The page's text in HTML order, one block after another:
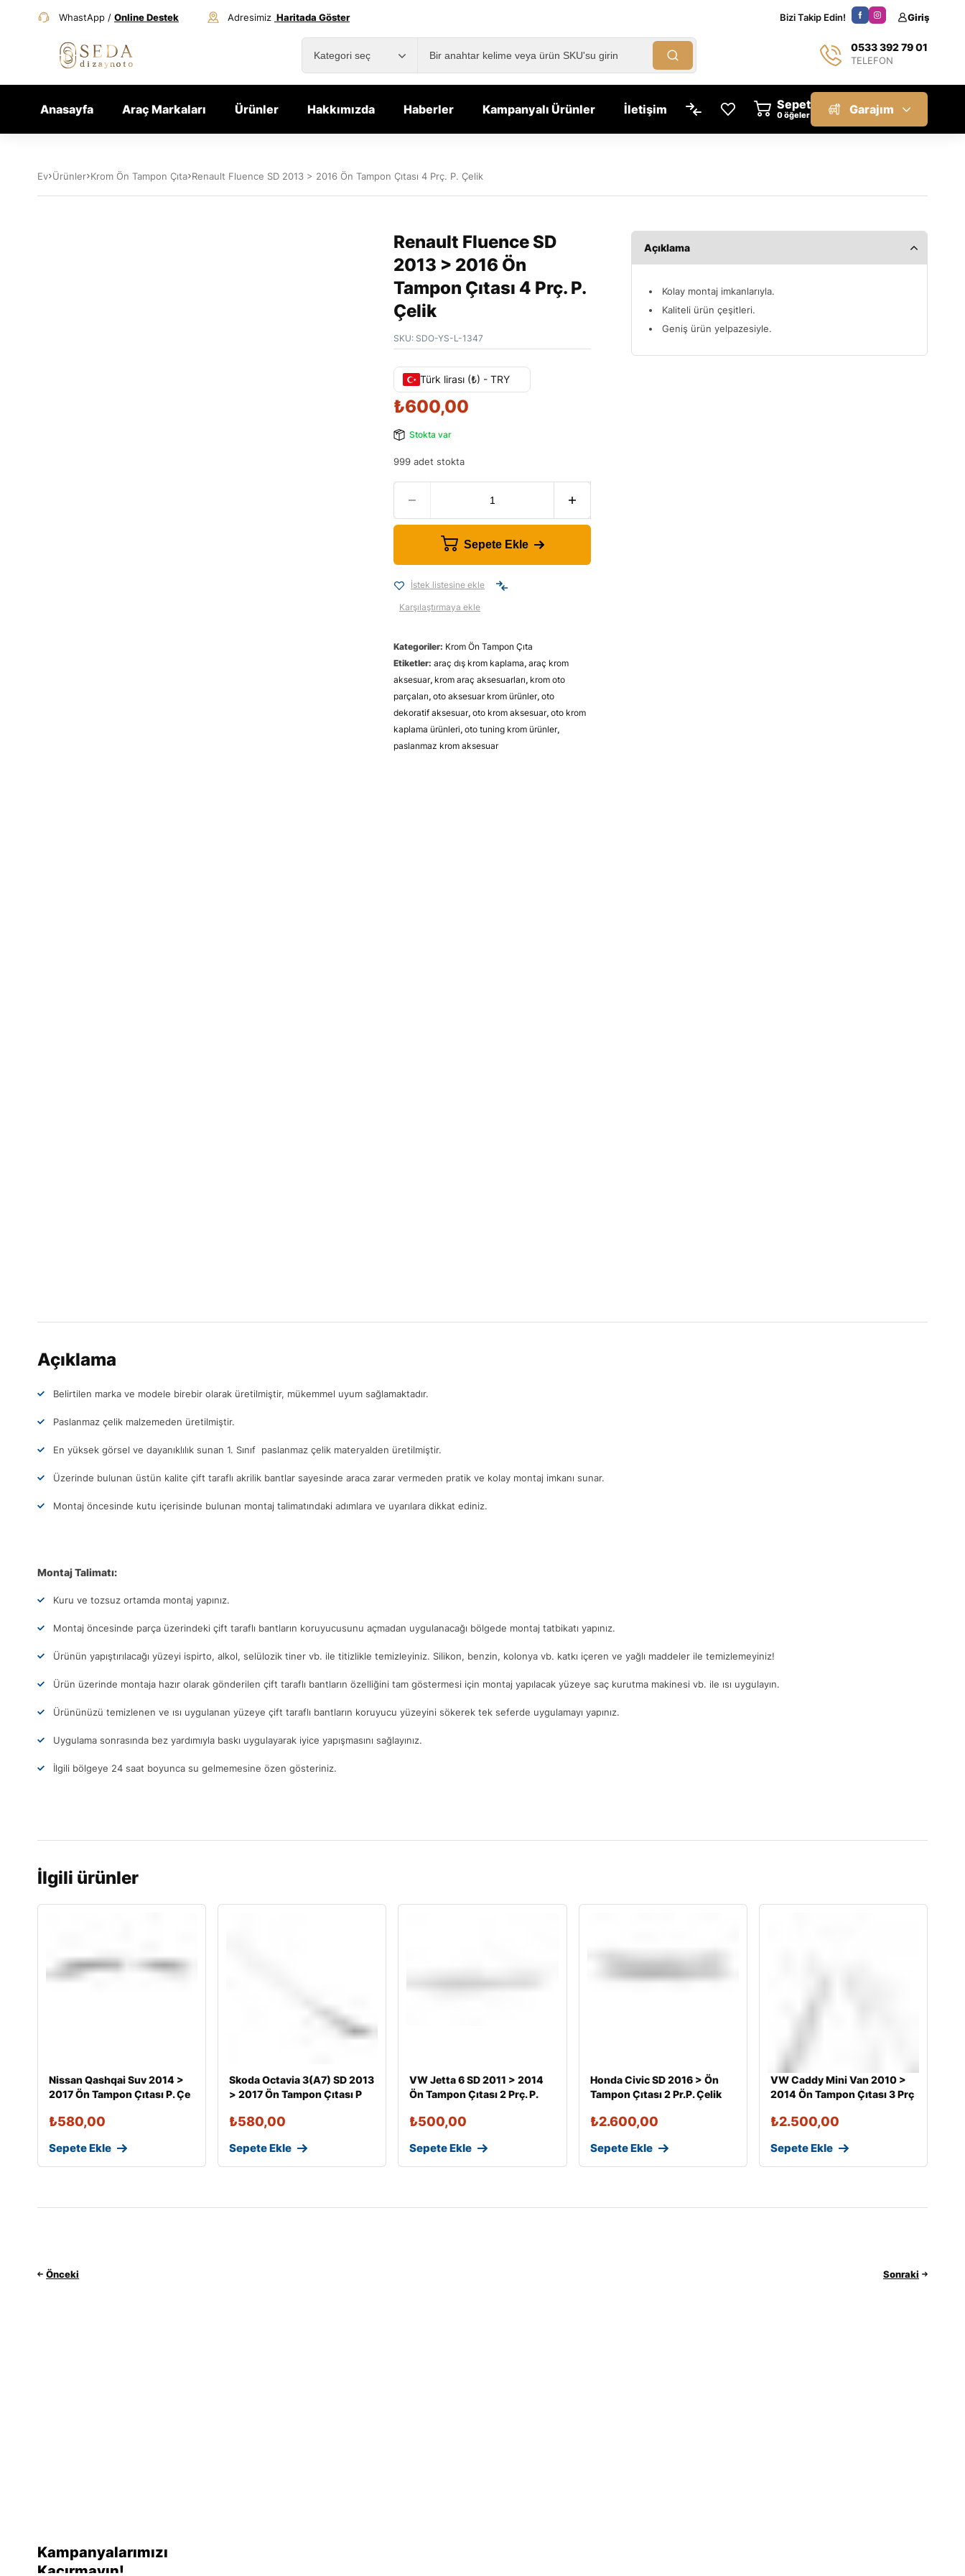
WhastApp / Online Destek Adresimiz Haritada Göster Bizi Takip Edin! Giriş
0533 392 79 01
TELEFON
Anasayfa Araç Markaları Ürünler Hakkımızda Haberler Kampanyalı Ürünler İletişim Sepet
öğeler Garajım
Ev Ürünler Krom Ön Tampon Çıta Renault Fluence SD 2013 > 2016 Ön Tampon Çıtası 4 Prç. P. Çelik
Renault Fluence SD
2013 > 2016 Ön
Tampon Çıtası 4 Prç. P.
Çelik
SKU: SDO-YS-L-1347
Türk lirası (₺) - TRY
₺600,00
Stokta var
999 adet stokta
Sepete Ekle
İstek listesine ekle
Karşılaştırmaya ekle
Kategoriler: Krom Ön Tampon Çıta
Etiketler: araç dış krom kaplama, araç krom
aksesuar, krom araç aksesuarları, krom oto
parçaları, oto aksesuar krom ürünler, oto
dekoratif aksesuar, oto krom aksesuar, oto krom
kaplama ürünleri, oto tuning krom ürünler,
paslanmaz krom aksesuar
Açıklama
Kolay montaj imkanlarıyla.
Kaliteli ürün çeşitleri.
Geniş ürün yelpazesiyle.
Açıklama
Belirtilen marka ve modele birebir olarak üretilmiştir, mükemmel uyum sağlamaktadır.
Paslanmaz çelik malzemeden üretilmiştir.
En yüksek görsel ve dayanıklılık sunan 1. Sınıf paslanmaz çelik materyalden üretilmiştir.
Üzerinde bulunan üstün kalite çift taraflı akrilik bantlar sayesinde araca zarar vermeden pratik ve kolay montaj imkanı sunar.
Montaj öncesinde kutu içerisinde bulunan montaj talimatındaki adımlara ve uyarılara dikkat ediniz.
Montaj Talimatı:
Kuru ve tozsuz ortamda montaj yapınız.
Montaj öncesinde parça üzerindeki çift taraflı bantların koruyucusunu açmadan uygulanacağı bölgede montaj tatbikatı yapınız.
Ürünün yapıştırılacağı yüzeyi ispirto, alkol, selülozik tiner vb. ile titizlikle temizleyiniz. Silikon, benzin, kolonya vb. katkı içeren ve yağlı maddeler ile temizlemeyiniz!
Ürün üzerinde montaja hazır olarak gönderilen çift taraflı bantların özelliğini tam göstermesi için montaj yapılacak yüzeye saç kurutma makinesi vb. ile ısı uygulayın.
Ürününüzü temizlenen ve ısı uygulanan yüzeye çift taraflı bantların koruyucu yüzeyini sökerek tek seferde uygulamayı yapınız.
Uygulama sonrasında bez yardımıyla baskı uygulayarak iyice yapışmasını sağlayınız.
İlgili bölgeye 24 saat boyunca su gelmemesine özen gösteriniz.
İlgili ürünler
Nissan Qashqai Suv 2014 >
2017 Ön Tampon Çıtası P. Çe
₺580,00
Sepete Ekle
Skoda Octavia 3(A7) SD 2013
> 2017 Ön Tampon Çıtası P
₺580,00
Sepete Ekle
VW Jetta 6 SD 2011 > 2014
Ön Tampon Çıtası 2 Prç. P.
₺500,00
Sepete Ekle
Honda Civic SD 2016 > Ön
Tampon Çıtası 2 Pr.P. Çelik
₺2.600,00
Sepete Ekle
VW Caddy Mini Van 2010 >
2014 Ön Tampon Çıtası 3 Prç
₺2.500,00
Sepete Ekle
Önceki Sonraki
Kampanyalarımızı
Kaçırmayın!